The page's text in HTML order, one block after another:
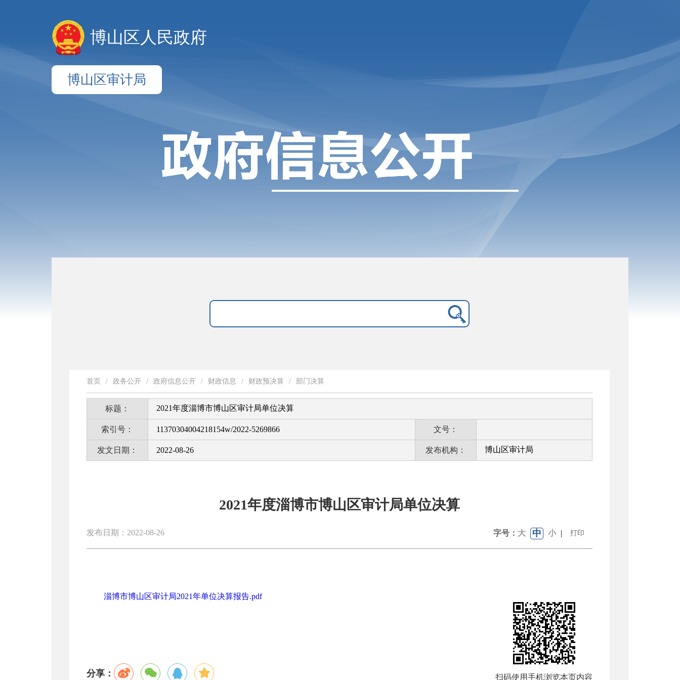
博山区人民政府
博山区审计局
首页 / 政务公开 / 政府信息公开 / 财政信息 / 财政预决算 / 部门决算
标题： 2021年度淄博市博山区审计局单位决算
索引号： 11370304004218154w/2022-5269866 文号：
发文日期： 2022-08-26 发布机构： 博山区审计局
2021年度淄博市博山区审计局单位决算
发布日期：2022-08-26 字号： 大 中 小 | 打印
淄博市博山区审计局2021年单位决算报告.pdf
分享： 扫码使用手机浏览本页内容